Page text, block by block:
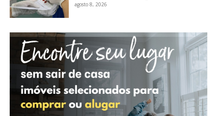
agosto 8, 2026